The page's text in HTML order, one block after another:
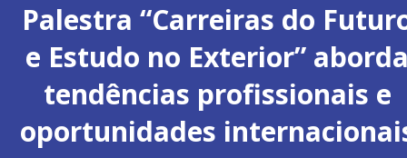
Palestra “Carreiras do
e Estudo no Exterior”
tendências profissionais e
oportunidades